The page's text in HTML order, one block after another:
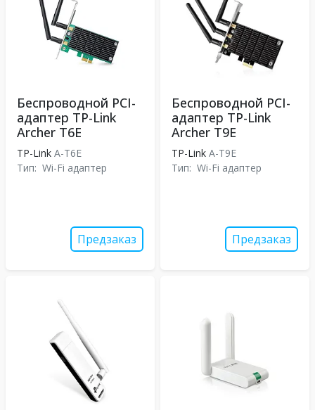
Беспроводной PCI-
адаптер TP-Link
Archer T6E
TP-Link A-T6E
Тип: Wi-Fi адаптер
Предзаказ
Беспроводной PCI-
адаптер TP-Link
Archer T9E
TP-Link A-T9E
Тип: Wi-Fi адаптер
Предзаказ